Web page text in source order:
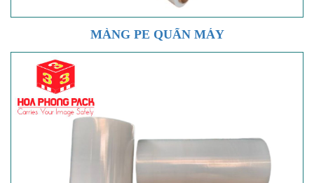
MÀNG PE QUẤN MÁY